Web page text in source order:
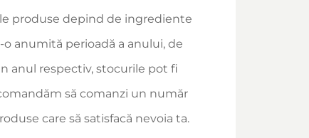
produse depind de ingrediente
anumită perioadă a anului, de
anul respectiv, stocurile pot fi
să comanzi un număr
care să satisfacă nevoia ta.